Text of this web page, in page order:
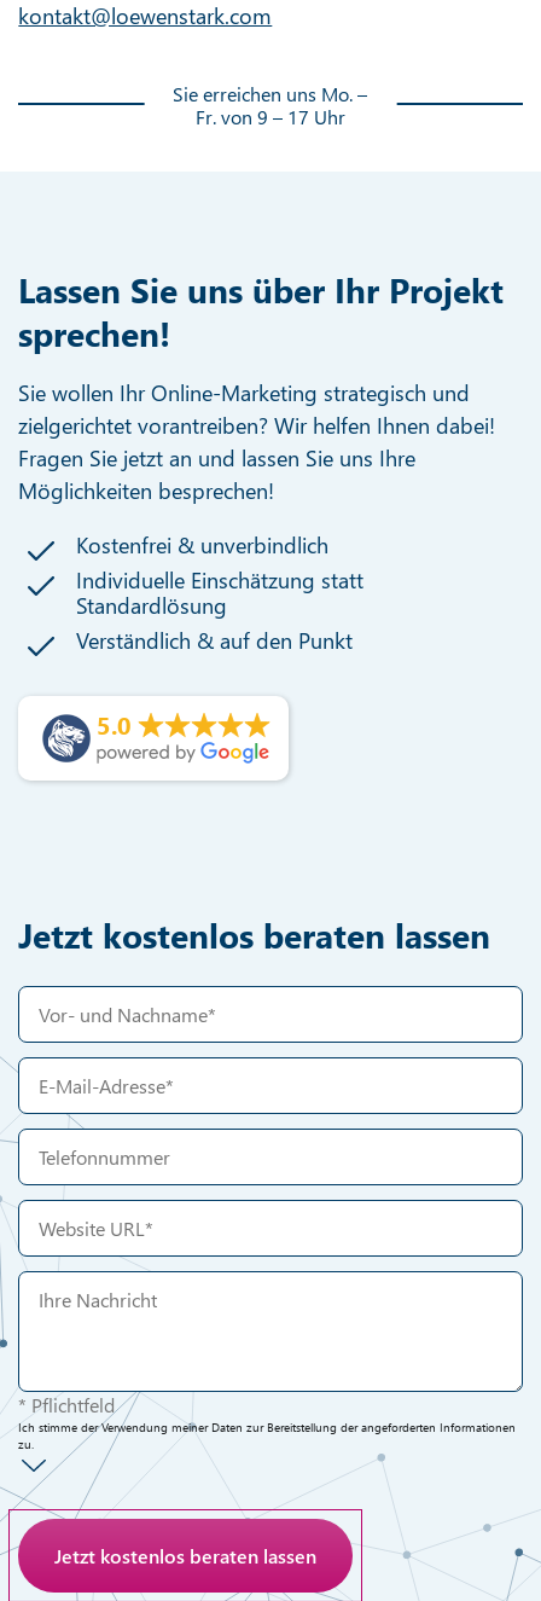
kontakt@loewenstark.com
Sie erreichen uns Mo. –
Fr. von 9 – 17 Uhr
Lassen Sie uns über Ihr Projekt
sprechen!
Sie wollen Ihr Online-Marketing strategisch und
zielgerichtet vorantreiben? Wir helfen Ihnen dabei!
Fragen Sie jetzt an und lassen Sie uns Ihre
Möglichkeiten besprechen!
Kostenfrei & unverbindlich
Individuelle Einschätzung statt
Standardlösung
Verständlich & auf den Punkt
5.0
Jetzt kostenlos beraten lassen
* Pflichtfeld
Ich stimme der Verwendung meiner Daten zur Bereitstellung der angeforderten Informationen
zu.